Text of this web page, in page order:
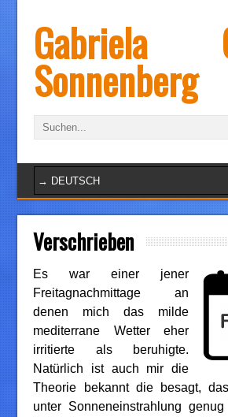
Gabriela
Sonnenberg
Verschrieben
Es war einer jener
Freitagnachmittage an
denen mich das milde
mediterrane Wetter eher
irritierte als beruhigte.
Natürlich ist auch mir die
Theorie bekannt die besagt,
unter Sonneneinstrahlung